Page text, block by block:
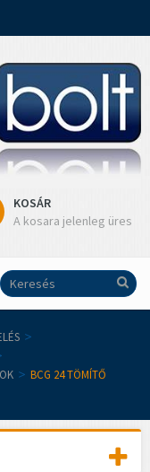
KOSÁR
A kosara jelenleg üres
>
> BCG 24 TÖMÍTŐ